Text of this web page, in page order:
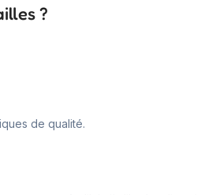
?
de qualité.